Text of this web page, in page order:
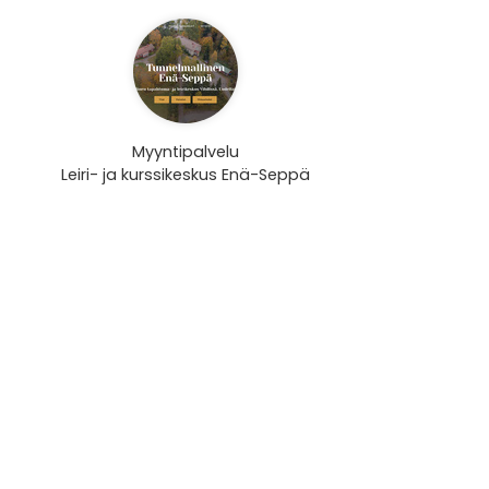
Myyntipalvelu
Leiri- ja kurssikeskus Enä-Seppä